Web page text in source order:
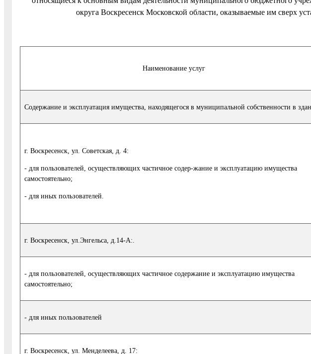
округа Воскресенск Московской области, оказываемые им сверх
Наименование услуг
Содержание и эксплуатация имущества, находящегося в муниципальной собственности в
г. Воскресенск, ул. Советская, д. 4:
- для пользователей, осуществляющих частичное содер-жание и эксплуатацию имущества
самостоятельно;
- для иных пользователей.
г. Воскресенск, ул.Энгельса, д.14-А:.
- для пользователей, осуществляющих частичное содержание и эксплуатацию имущества
самостоятельно;
- для иных пользователей
г. Воскресенск, ул. Менделеева, д. 17: